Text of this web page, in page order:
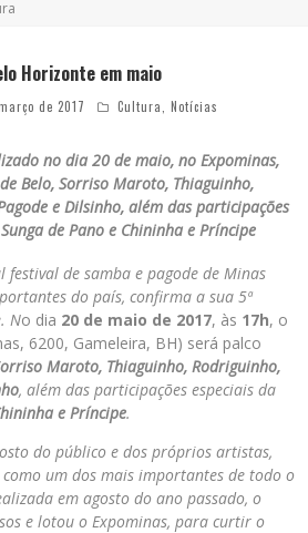
Definidas as 12 finalistas do concurso Rainha do Pedro Leopoldo Rodeio Show 2026
Horizonte em maio
de 2017 Cultura Notícias
no dia 20 de maio, no Expominas,
Belo, Sorriso Maroto, Thiaguinho,
e Dilsinho, além das participações
de Pano e Chininha e Príncipe
festival de samba e pagode de Minas
do país, confirma a sua 5ª
No dia 20 de maio de 2017, às 17h, o
6200, Gameleira, BH) será palco
Maroto, Thiaguinho, Rodriguinho,
, além das participações especiais da
e Príncipe.
do público e dos próprios artistas,
um dos mais importantes de todo o
em agosto do ano passado, o
e lotou o Expominas, para curtir o